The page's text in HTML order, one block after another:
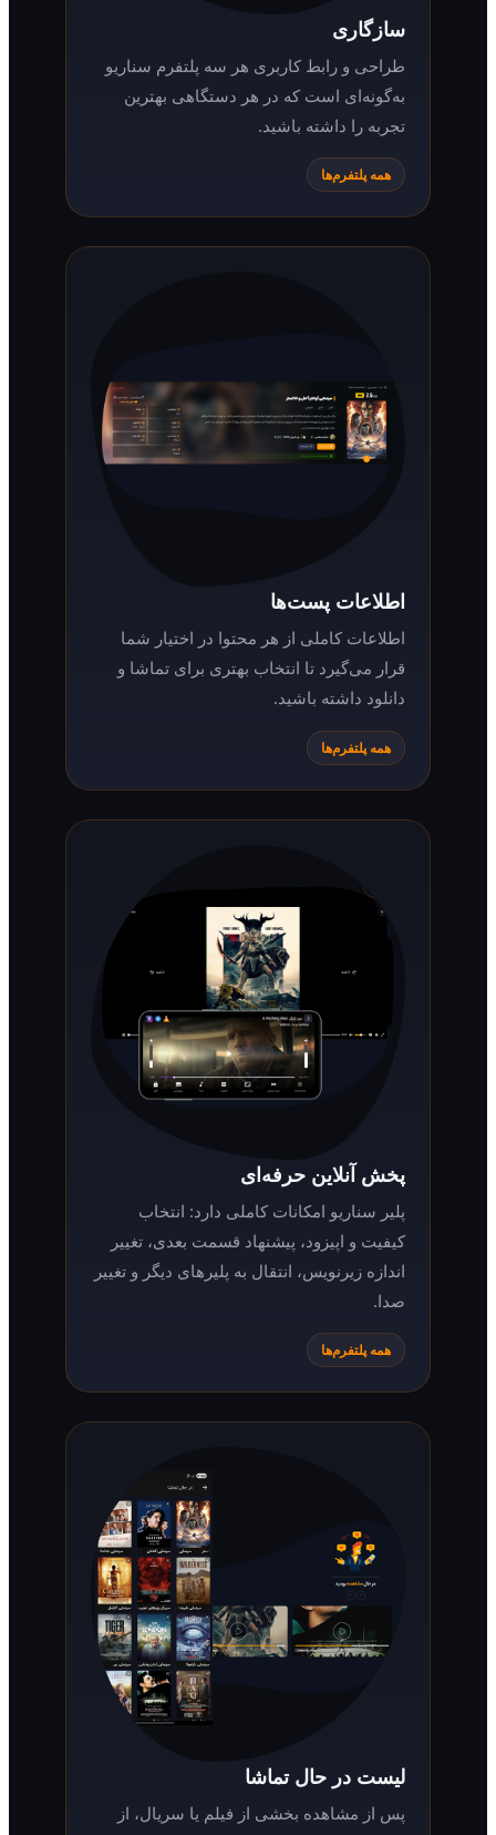
طراحی و رابط کاربری هر سه پلتفرم سناریو
به‌گونه‌ای است که در هر دستگاهی بهترین
تجربه را داشته باشید.
همه پلتفرم‌ها
اطلاعات پست‌ها
اطلاعات کاملی از هر محتوا در اختیار شما
قرار می‌گیرد تا انتخاب بهتری برای تماشا و
دانلود داشته باشید.
همه پلتفرم‌ها
پخش آنلاین حرفه‌ای
پلیر سناریو امکانات کاملی دارد: انتخاب
کیفیت و اپیزود، پیشنهاد قسمت بعدی، تغییر
اندازه زیرنویس، انتقال به پلیرهای دیگر و تغییر
همه پلتفرم‌ها
لیست در حال تماشا
پس از مشاهده بخشی از فیلم یا سریال، از